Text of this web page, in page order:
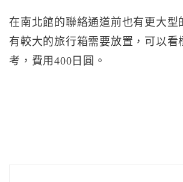
在南北館的聯絡通道前也有更大型
有較大的旅行箱需要放置，可以看
考，費用400日圓。